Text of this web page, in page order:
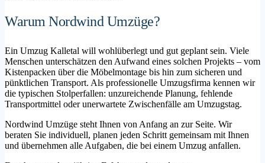
Warum Nordwind Umzüge?
Ein Umzug Kalletal will wohlüberlegt und gut geplant sein. Viele
Menschen unterschätzen den Aufwand eines solchen Projekts – vom
Kistenpacken über die Möbelmontage bis hin zum sicheren und
pünktlichen Transport. Als professionelle Umzugsfirma kennen wir
die typischen Stolperfallen: unzureichende Planung, fehlende
Transportmittel oder unerwartete Zwischenfälle am Umzugstag.
Nordwind Umzüge steht Ihnen von Anfang an zur Seite. Wir
beraten Sie individuell, planen jeden Schritt gemeinsam mit Ihnen
und übernehmen alle Aufgaben, die bei einem Umzug anfallen.